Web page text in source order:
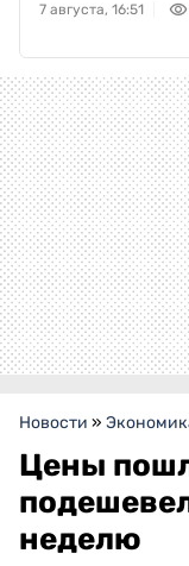
7 августа, 16:51
Новости »
Цены
неделю